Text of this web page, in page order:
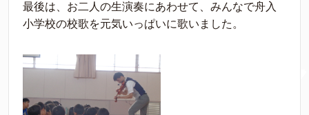
最後は、お二人の生演奏にあわせて、みんなで舟入
小学校の校歌を元気いっぱいに歌いました。